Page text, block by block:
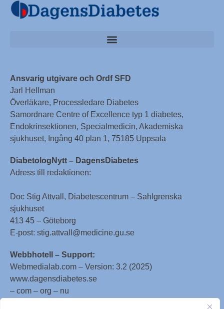
Ansvarig utgivare och Ordf SFD
Jarl Hellman
Överläkare, Processledare Diabetes
Samordnare Centre of Excellence typ 1 diabetes,
Endokrinsektionen, Specialmedicin, Akademiska
sjukhuset, Ingång 40 plan 1, 75185 Uppsala
DiabetologNytt – DagensDiabetes
Adress till redaktionen:
Doc Stig Attvall, Diabetescentrum – Sahlgrenska
sjukhuset
413 45 – Göteborg
E-post: stig.attvall@medicine.gu.se
Webbhotell – Support:
Webmedialab.com – Version: 3.2 (2025)
www.dagensdiabetes.se
– com – org – nu